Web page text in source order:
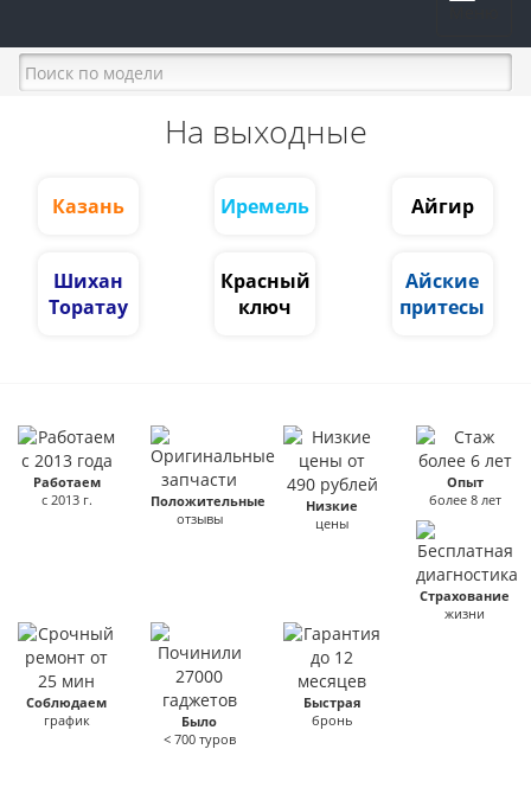
На выходные
Казань Иремель Айгир
Шихан
Торатау
Красный
ключ
Айские
притесы
Работаем
с 2013 г.
Положительные
отзывы
Низкие
цены
Опыт
более 8 лет
Страхование
жизни
Соблюдаем
график
Было
< 700 туров
Быстрая
бронь